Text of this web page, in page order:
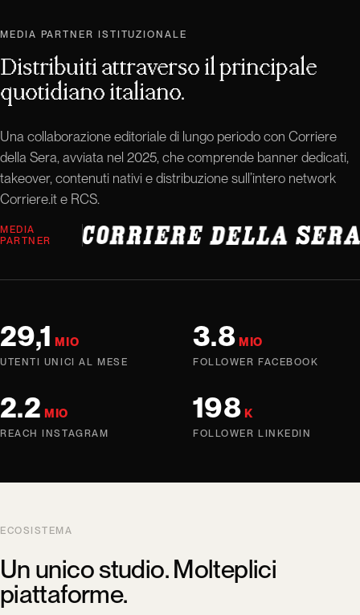
MEDIA PARTNER ISTITUZIONALE
Distribuiti attraverso il principale
quotidiano italiano.
Una collaborazione editoriale di lungo periodo con Corriere
della Sera, avviata nel 2025, che comprende banner dedicati,
takeover, contenuti nativi e distribuzione sull’intero network
Corriere.it e RCS.
MEDIA
PARTNER
29,1 MIO
UTENTI UNICI AL MESE
3.8 MIO
FOLLOWER FACEBOOK
2.2 MIO
REACH INSTAGRAM
198 K
FOLLOWER LINKEDIN
ECOSISTEMA
Un unico studio. Molteplici
piattaforme.